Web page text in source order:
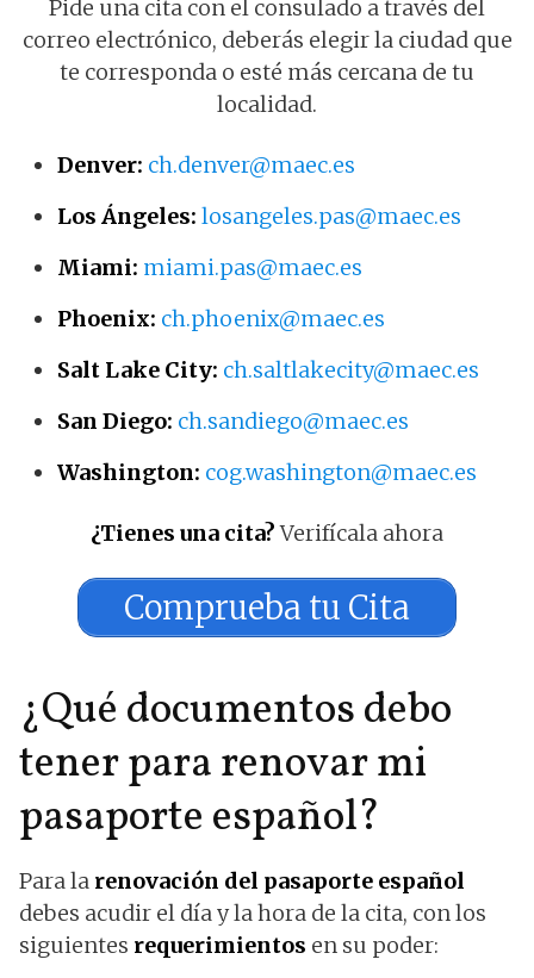
Pide una cita con el consulado a través del
correo electrónico, deberás elegir la ciudad que
te corresponda o esté más cercana de tu
localidad.
Denver: ch.denver@maec.es
Los Ángeles: losangeles.pas@maec.es
Miami: miami.pas@maec.es
Phoenix: ch.phoenix@maec.es
Salt Lake City: ch.saltlakecity@maec.es
San Diego: ch.sandiego@maec.es
Washington: cog.washington@maec.es
¿Tienes una cita?Verifícala ahora
Comprueba tu Cita
¿Qué documentos debo
tener para renovar mi
pasaporte español?
Para la renovación del pasaporte español
debes acudir el día y la hora de la cita, con los
siguientes requerimientos en su poder: